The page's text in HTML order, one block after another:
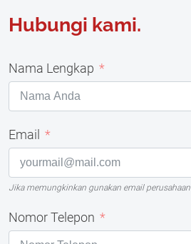
Hubungi kami.
Nama Lengkap
Email
Jika memungkinkan gunakan email perusahaan
Nomor Telepon